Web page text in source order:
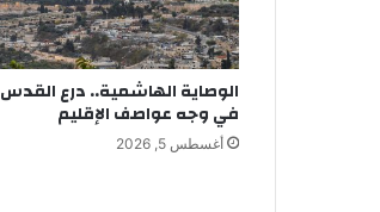
الوصاية الهاشمية.. درع القدس
في وجه عواصف الإقليم
أغسطس 5, 2026